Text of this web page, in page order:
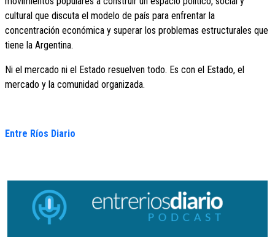
cultural que discuta el modelo de país para enfrentar la
concentración económica y superar los problemas estructurales que
tiene la Argentina.
Ni el mercado ni el Estado resuelven todo. Es con el Estado, el
mercado y la comunidad organizada.
Entre Ríos Diario